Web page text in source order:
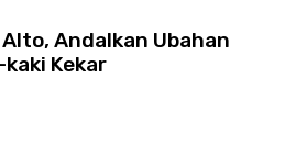
Andalkan Ubahan
Kekar